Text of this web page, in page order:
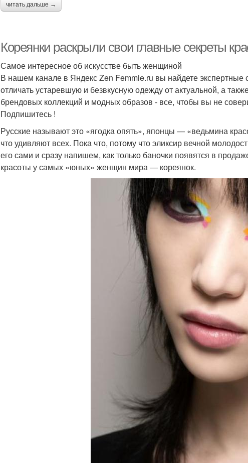
читать дальше →
Кореянки раскрыли свои главные секреты
Самое интересное об искусстве быть женщиной
В нашем канале в Яндекс Zen Femmie.ru вы найдете экспертные
отличать устаревшую и безвкусную одежду от актуальной, а
брендовых коллекций и модных образов - все, чтобы вы не
Подпишитесь !
Русские называют это «ягодка опять», японцы — «ведьмина
что удивляют всех. Пока что, потому что эликсир вечной
его сами и сразу напишем, как только баночки появятся в
красоты у самых «юных» женщин мира — кореянок.